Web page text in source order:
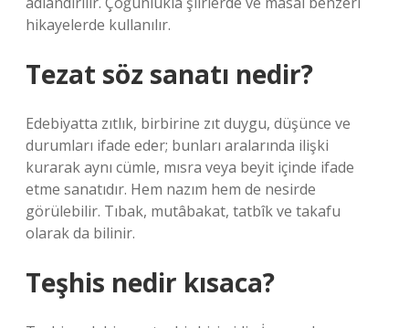
hikayelerde kullanılır.
Tezat söz sanatı nedir?
Edebiyatta zıtlık, birbirine zıt duygu, düşünce ve
durumları ifade eder; bunları aralarında ilişki
kurarak aynı cümle, mısra veya beyit içinde ifade
etme sanatıdır. Hem nazım hem de nesirde
görülebilir. Tıbak, mutâbakat, tatbîk ve takafu
olarak da bilinir.
Teşhis nedir kısaca?